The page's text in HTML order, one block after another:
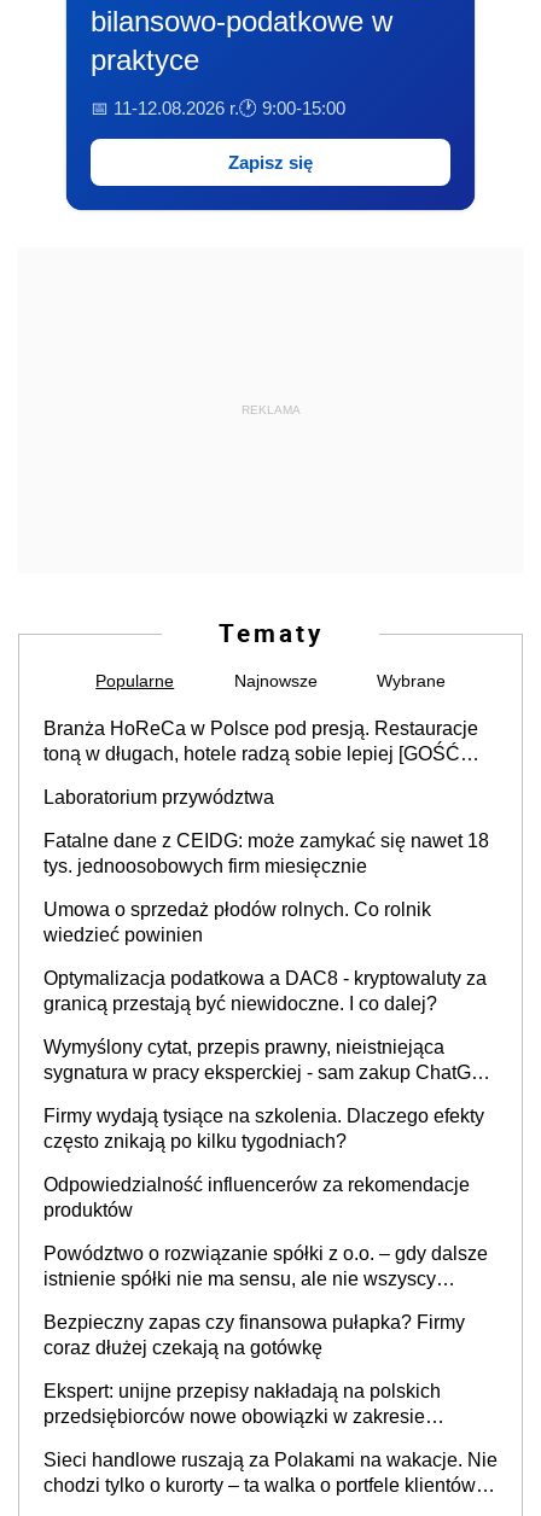
bilansowo-podatkowe w
praktyce
📅 11-12.08.2026 r.🕐 9:00-15:00
Zapisz się
REKLAMA
Tematy
Popularne Najnowsze Wybrane
Branża HoReCa w Polsce pod presją. Restauracje
toną w długach, hotele radzą sobie lepiej [GOŚĆ
Laboratorium przywództwa
Fatalne dane z CEIDG: może zamykać się nawet 18
tys. jednoosobowych firm miesięcznie
Umowa o sprzedaż płodów rolnych. Co rolnik
wiedzieć powinien
Optymalizacja podatkowa a DAC8 - kryptowaluty za
granicą przestają być niewidoczne. I co dalej?
Wymyślony cytat, przepis prawny, nieistniejąca
sygnatura w pracy eksperckiej - sam zakup ChatGPT
Firmy wydają tysiące na szkolenia. Dlaczego efekty
często znikają po kilku tygodniach?
Odpowiedzialność influencerów za rekomendacje
produktów
Powództwo o rozwiązanie spółki z o.o. – gdy dalsze
istnienie spółki nie ma sensu, ale nie wszyscy
Bezpieczny zapas czy finansowa pułapka? Firmy
coraz dłużej czekają na gotówkę
Ekspert: unijne przepisy nakładają na polskich
przedsiębiorców nowe obowiązki w zakresie
Sieci handlowe ruszają za Polakami na wakacje. Nie
chodzi tylko o kurorty – ta walka o portfele klientów